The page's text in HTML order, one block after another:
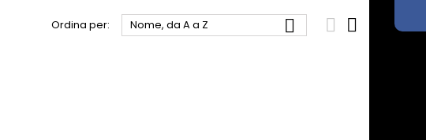
Ordina per: Nome, da A a Z   